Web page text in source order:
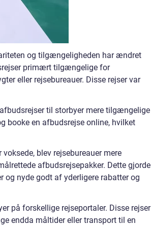
og tilgængeligheden har ændret
primært tilgængelige for
eller rejsebureauer. Disse rejser var
til storbyer mere tilgængelige
booke en afbudsrejse online, hvilket
blev rejsebureauer mere
afbudsrejsepakker. Dette gjorde
nyde godt af yderligere rabatter og
på forskellige rejseportaler. Disse rejser
endda måltider eller transport til en